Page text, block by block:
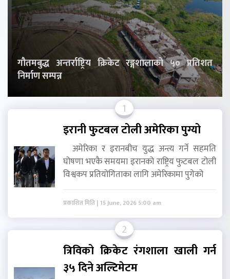
गौतमबुद्ध अन्तर्राष्ट्रिय क्रिकेट रङ्गशालाको ५० प्रतिशत
निर्माण सम्पन्न
1
इरानी फुटबल टोली अमेरिका पुग्यो
अमेरिका र इरानबीच युद्ध अन्त्य गर्ने सहमति
घोषणा भएकै समयमा इरानको राष्ट्रिय फुटबल टोली
विश्वकप प्रतियोगिताका लागि अमेरिकामा पुगेको
प्रकाशित मिति | 15 June, 2026 5:00 am
2
त्रिविको क्रिकेट रंगशाला खाली गर्न
३५ दिने अल्टिमेटम